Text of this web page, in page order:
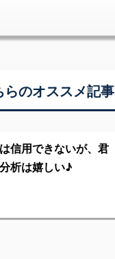
らのオススメ記
信用できないが、君
析は嬉しい♪